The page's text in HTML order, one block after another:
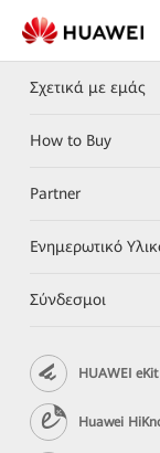
Σχετικά με εμάς
How to Buy
Partner
Ενημερωτικό
Σύνδεσμοι
HUAWEI
Huawei